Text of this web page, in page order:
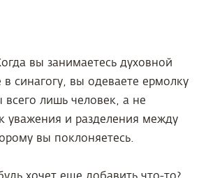
вы занимаетесь духовной
синагогу, вы одеваете ермолку
всего лишь человек, а не
уважения и разделения между
вы поклоняетесь.